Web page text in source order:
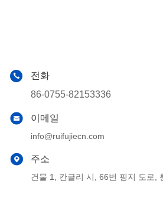
전화
86-0755-82153336
이메일
info@ruifujiecn.com
주소
건물 1, 칸글리 시, 66번 핑지 도로,